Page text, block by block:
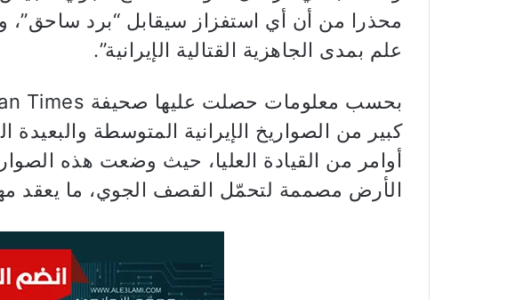
محذرا من أن أي استفزاز سيقابل “برد ساحق”،
علم بمدى الجاهزية القتالية الإيرانية”.
كبير من الصواريخ الإيرانية المتوسطة والبعيدة
أوامر من القيادة العليا، حيث وضعت هذه
الأرض مصممة لتحمّل القصف الجوي، ما يعقد